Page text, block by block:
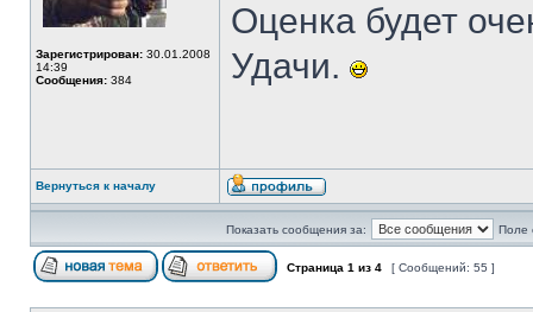
Зарегистрирован: 30.01.2008
14:39
Сообщения: 384
Оценка будет
Удачи.
Вернуться к началу
Показать сообщения за: Поле
Страница 1 из 4 [ Сообщений: 55 ]